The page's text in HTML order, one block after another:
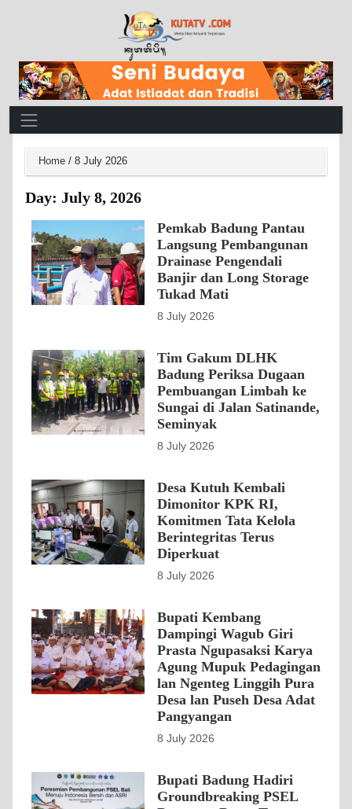
Main Navigation
Home / 8 July 2026
Day: July 8, 2026
Pemkab Badung Pantau
Langsung Pembangunan
Drainase Pengendali
Banjir dan Long Storage
Tukad Mati
8 July 2026
Tim Gakum DLHK
Badung Periksa Dugaan
Pembuangan Limbah ke
Sungai di Jalan Satinande,
Seminyak
8 July 2026
Desa Kutuh Kembali
Dimonitor KPK RI,
Komitmen Tata Kelola
Berintegritas Terus
Diperkuat
8 July 2026
Bupati Kembang
Dampingi Wagub Giri
Prasta Ngupasaksi Karya
Agung Mupuk Pedagingan
lan Ngenteg Linggih Pura
Desa lan Puseh Desa Adat
Pangyangan
8 July 2026
Bupati Badung Hadiri
Groundbreaking PSEL